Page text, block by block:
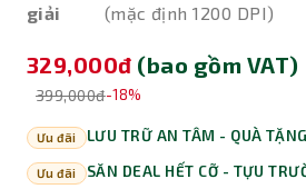
giải
(mặc định 1200 DPI)
329,000đ (bao gồm VAT)
399,000đ-18%
Ưu đãi LƯU TRỮ AN TÂM - QUÀ
Ưu đãi SĂN DEAL HẾT CỠ - TỰU